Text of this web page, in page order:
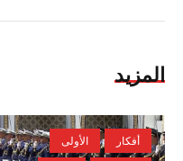
المزيد
أفكار
الأولى